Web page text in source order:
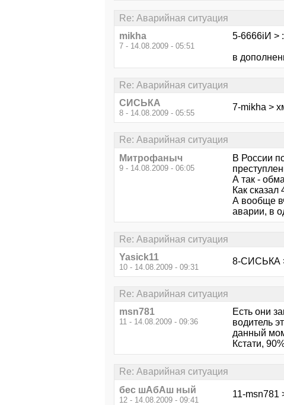
Re: Аварийная ситуация
mikha
7 - 14.08.2009 - 05:51
5-6666iИ >
в
Re: Аварийная ситуация
СИСЬКА
8 - 14.08.2009 - 05:55
7-mikha >
Re: Аварийная ситуация
Митрофаныч
9 - 14.08.2009 - 06:05
В России
А так -
Как
А вообще
аварии, в
Re: Аварийная ситуация
Yasick11
10 - 14.08.2009 - 09:31
8-СИСЬКА
Re: Аварийная ситуация
msn781
11 - 14.08.2009 - 09:36
Есть они
водитель
данный
Кстати,
Re: Аварийная ситуация
бес шАбАш ный
12 - 14.08.2009 - 09:41
11-msn781